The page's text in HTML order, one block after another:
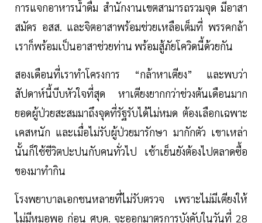
การแจกอาหารน้ำดื่ม สำนักงานเขตสามารถรวมจุด มีอาสา
สมัคร อสส. และจิตอาสาพร้อมช่วยเหลือเต็มที่ พรรคกล้า
เราก็พร้อมเป็นอาสาช่วยท่าน พร้อมสู้ภัยโควิดนี้ด้วยกัน
สองเดือนที่เราทำโครงการ “กล้าหาเตียง” และพบว่า
สัปดาห์นี้บีบหัวใจที่สุด หาเตียงยากกว่าช่วงต้นเดือนมาก
ยอดผู้ป่วยสะสมมาถึงจุดที่รัฐรับได้ไม่หมด ต้องเลือกเฉพาะ
เคสหนัก และเมื่อไม่รับผู้ป่วยมารักษา มากักตัว เขาเหล่า
นั้นก็ใช้ชีวิตปะปนกับคนทั่วไป เช้าเย็นยังต้องไปตลาดซื้อ
ของมาทำกิน
โรงพยาบาลเอกชนหลายที่ไม่รับตรวจ เพราะไม่มีเตียงให้
ไม่มีหมอพอ ก่อน ศบค. จะออกมาตรการบังคับในวันที่ 28